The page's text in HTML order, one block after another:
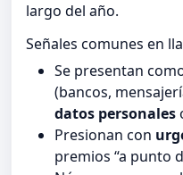
largo del año.
Señales comunes en
Se presentan
(bancos,
datos personales
Presionan con
premios “a punto